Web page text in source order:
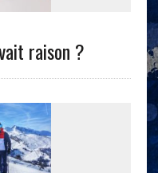
raison ?